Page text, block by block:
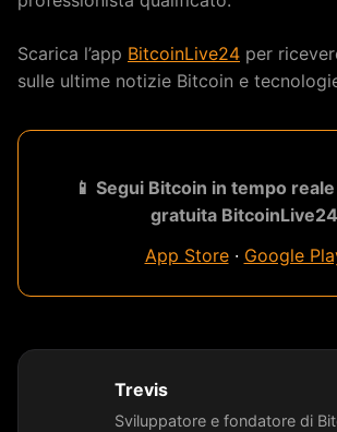
Scarica l’app BitcoinLive24 per
sulle ultime notizie Bitcoin e
📱 Segui Bitcoin in tempo
gratuita BitcoinLive24
App Store· Google
Trevis
Sviluppatore e fondatore di